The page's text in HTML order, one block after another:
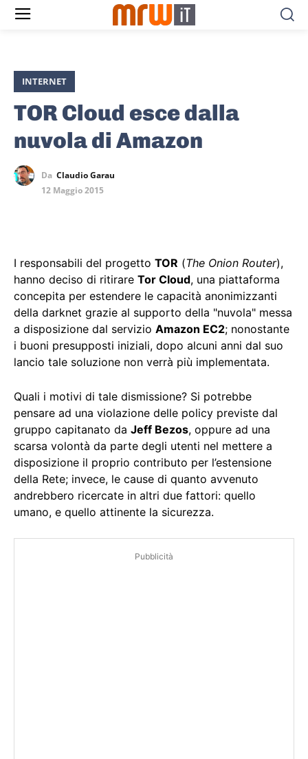
INTERNET
TOR Cloud esce dalla
nuvola di Amazon
Da Claudio Garau
12 Maggio 2015
I responsabili del progetto TOR (The Onion Router),
hanno deciso di ritirare Tor Cloud, una piattaforma
concepita per estendere le capacità anonimizzanti
della darknet grazie al supporto della "nuvola" messa
a disposizione dal servizio Amazon EC2; nonostante
i buoni presupposti iniziali, dopo alcuni anni dal suo
lancio tale soluzione non verrà più implementata.
Quali i motivi di tale dismissione? Si potrebbe
pensare ad una violazione delle policy previste dal
gruppo capitanato da Jeff Bezos, oppure ad una
scarsa volontà da parte degli utenti nel mettere a
disposizione il proprio contributo per l’estensione
della Rete; invece, le cause di quanto avvenuto
andrebbero ricercate in altri due fattori: quello
umano, e quello attinente la sicurezza.
Pubblicità